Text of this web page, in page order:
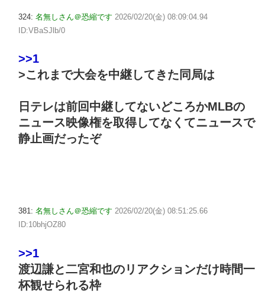
324: 名無しさん＠恐縮です 2026/02/20(金) 08:09:04.94
ID:VBaSJlb/0
>>1
>これまで大会を中継してきた同局は
日テレは前回中継してないどころかMLBの
ニュース映像権を取得してなくてニュースで
静止画だったぞ
381: 名無しさん＠恐縮です 2026/02/20(金) 08:51:25.66
ID:10bhjOZ80
>>1
渡辺謙と二宮和也のリアクションだけ時間一
杯観せられる枠